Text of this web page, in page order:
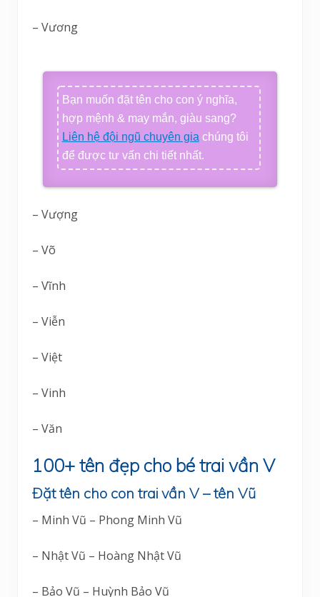
– Vương
Bạn muốn đặt tên cho con ý nghĩa,
hợp mệnh & may mắn, giàu sang?
Liên hệ đội ngũ chuyên gia chúng tôi
để được tư vấn chi tiết nhất.
– Vượng
– Võ
– Vĩnh
– Viễn
– Việt
– Vinh
– Văn
100+ tên đẹp cho bé trai vần V
Đặt tên cho con trai vần V – tên Vũ
– Minh Vũ – Phong Minh Vũ
– Nhật Vũ – Hoàng Nhật Vũ
– Bảo Vũ – Huỳnh Bảo Vũ